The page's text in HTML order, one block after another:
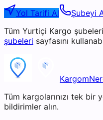
Yol Tarifi Al Şubeyi
Tüm Yurtiçi Kargo
şubeleri sayfasını
Tüm kargolarınızı tek bir
bildirimler alın.